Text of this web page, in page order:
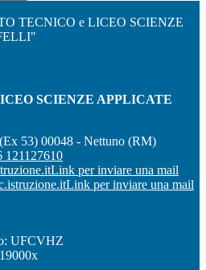
TECNICO e LICEO SCIENZE
SCIENZE APPLICATE
53) 00048 - Nettuno (RM)
121127610
Link per inviare una mail
Link per inviare una mail
UFCVHZ